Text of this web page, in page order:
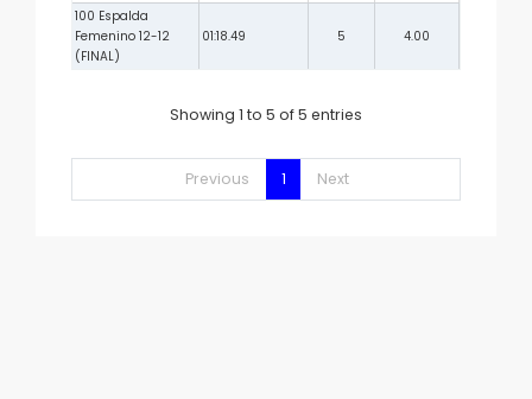
100 Espalda
Femenino 12-12
(FINAL)
01:18.49 5 4.00
Showing 1 to 5 of 5 entries
Previous 1 Next